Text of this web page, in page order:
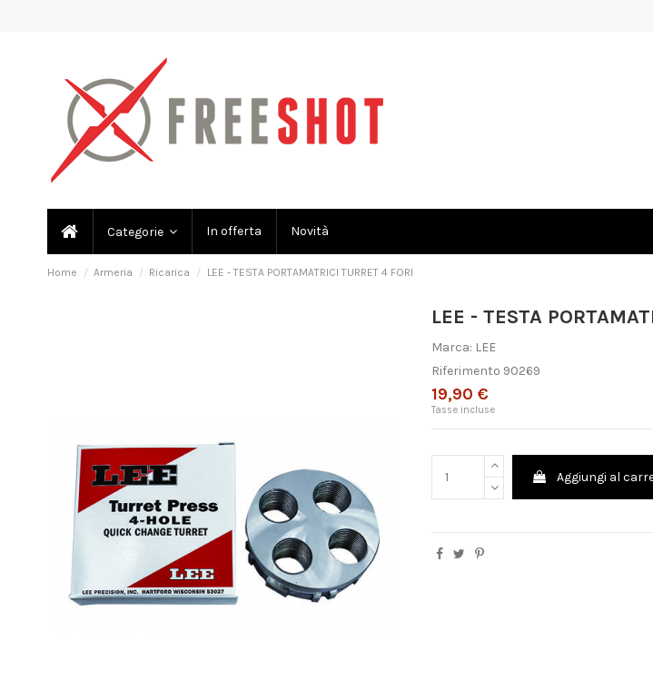
Categorie In offerta Novità
Home Armeria Ricarica LEE - TESTA PORTAMATRICI TURRET 4 FORI
LEE - TESTA
Marca: LEE
Riferimento 90269
19,90 €
Tasse incluse
Aggiungi al